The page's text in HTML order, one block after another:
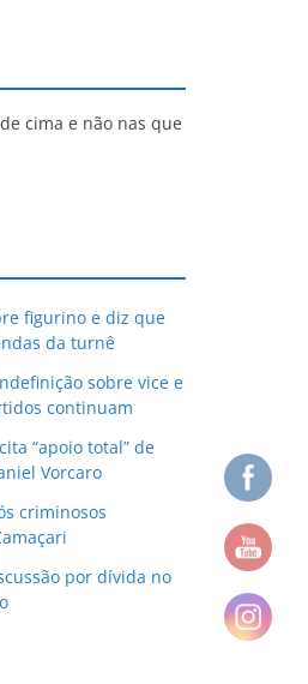
cima e não nas que
figurino e diz que
da turnê
sobre vice e
continuam
“apoio total” de
Vorcaro
criminosos
por dívida no